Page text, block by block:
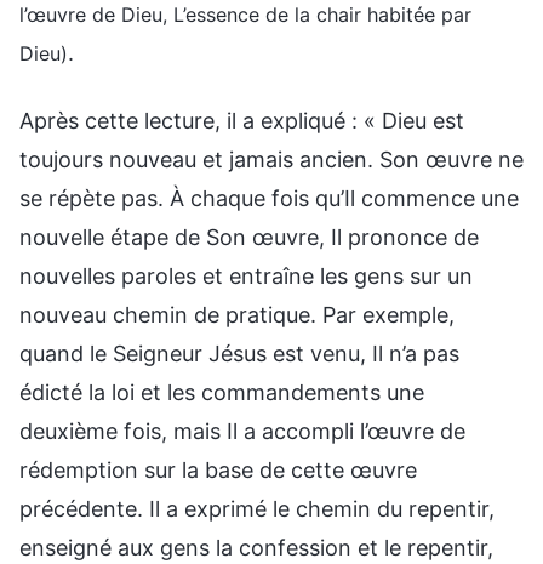
l’œuvre de Dieu, L’essence de la chair habitée par
Dieu).
Après cette lecture, il a expliqué : « Dieu est
toujours nouveau et jamais ancien. Son œuvre ne
se répète pas. À chaque fois qu’Il commence une
nouvelle étape de Son œuvre, Il prononce de
nouvelles paroles et entraîne les gens sur un
nouveau chemin de pratique. Par exemple,
quand le Seigneur Jésus est venu, Il n’a pas
édicté la loi et les commandements une
deuxième fois, mais Il a accompli l’œuvre de
rédemption sur la base de cette œuvre
précédente. Il a exprimé le chemin du repentir,
enseigné aux gens la confession et le repentir,